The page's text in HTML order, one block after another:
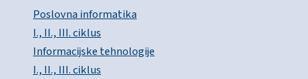
Poslovna informatika
I., II., III. ciklus
Informacijske tehnologije
I., II., III. ciklus